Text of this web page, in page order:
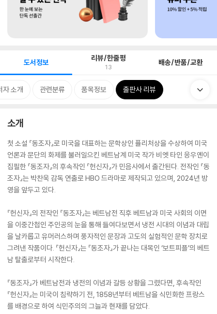
도서정보 리뷰/한줄평
13 배송/반품/교환
자 소개 관련분류 품목정보 출판사 리뷰
소개
첫 소설 『동조자』로 미국을 대표하는 문학상인 퓰리처상을 수상하여 미국
언론과 문단의 화제를 불러일으킨 베트남계 미국 작가 비엣 타인 응우옌이
집필한 『동조자』의 후속작인 『헌신자』가 민음사에서 출간된다. 전작인 『동
조자』는 박찬욱 감독 연출로 HBO 드라마로 제작되고 있으며, 2024년 방
영을 앞두고 있다.
『헌신자』의 전작인 『동조자』는 베트남전 직후 베트남과 미국 사회의 이면
을 이중간첩인 주인공의 눈을 통해 들여다보면서 냉전 시대의 이념과 대립
을 날카롭고 유머러스하며 풍자적인 문장과 고도의 실험적인 문학 장치로
그려낸 작품이다. 『헌신자』는 『동조자』가 끝나는 대목인 ‘보트피플’의 베트
남 탈출로부터 시작한다.
『동조자』가 베트남전과 냉전의 이념과 갈등 상황을 그렸다면, 후속작인
『헌신자』는 미국이 침략하기 전, 1858년부터 베트남을 식민화한 프랑스
를 배경으로 하여 식민주의의 그늘과 현재를 담았다.